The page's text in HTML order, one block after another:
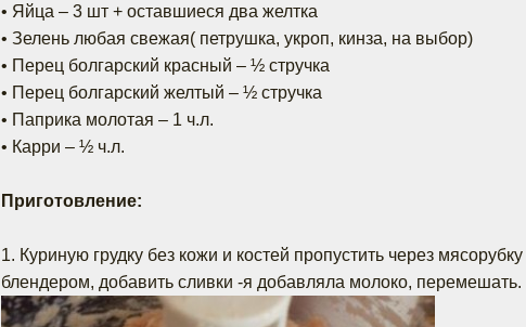
• Яйца – 3 шт + оставшиеся два желтка
• Зелень любая свежая( петрушка, укроп, кинза, на выбор)
• Перец болгарский красный – ½ стручка
• Перец болгарский желтый – ½ стручка
• Паприка молотая – 1 ч.л.
• Карри – ½ ч.л.
Приготовление:
1. Куриную грудку без кожи и костей пропустить через
блендером, добавить сливки -я добавляла молоко, перемешать.